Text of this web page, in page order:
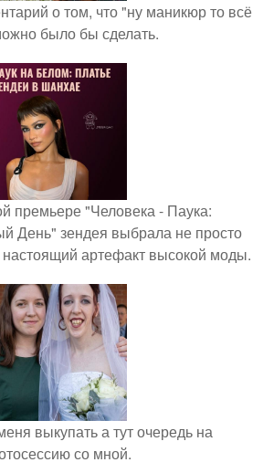
о том, что "ну маникюр то всё
было бы сделать.
премьере "Человека - Паука:
День" зендея выбрала не просто
артефакт высокой моды.
выкупать а тут очередь на
со мной.